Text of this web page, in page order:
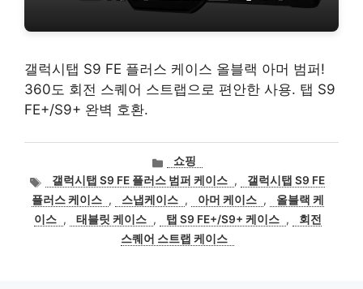
갤럭시탭 S9 FE 플러스 케이스 올블랙 아머 범퍼!
360도 회전 스퀘어 스트랩으로 편안한 사용. 탭 S9
FE+/S9+ 완벽 호환.
카
테
고
리
쇼핑
태
그
갤럭시탭 S9 FE 플러스 범퍼 케이스 ,
갤럭시탭 S9 FE
플러스 케이스 , 스냅케이스 , 아머 케이스 ,
올블랙 케
이스 , 태블릿 케이스 , 탭 S9 FE+/S9+ 케이스 ,
회전
스퀘어 스트랩 케이스